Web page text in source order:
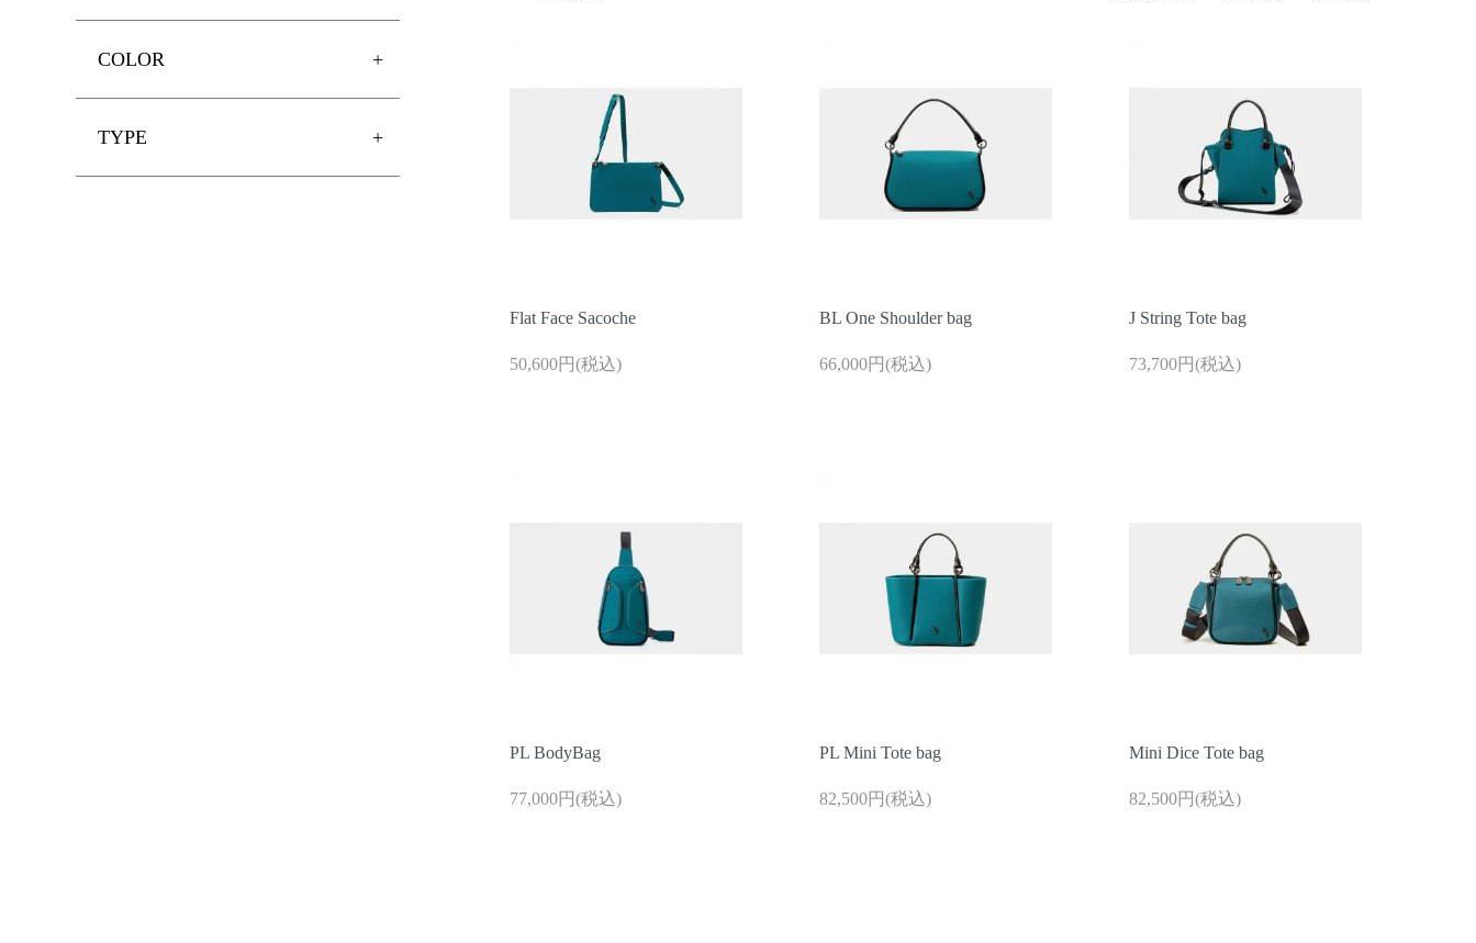
お問い合わせ
マスミ鞄嚢
Flat Face Sacoche
50,600円(税込)
BL One Shoulder bag
66,000円(税込)
J String Tote bag
73,700円(税込)
PL BodyBag
77,000円(税込)
PL Mini Tote bag
82,500円(税込)
Mini Dice Tote bag
82,500円(税込)
COLOR
TYPE